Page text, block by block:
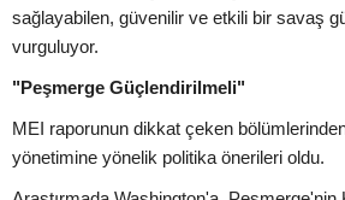
sağlayabilen, güvenilir ve etkili bir savaş
vurguluyor.
"Peşmerge Güçlendirilmeli"
MEI raporunun dikkat çeken
yönetimine yönelik politika önerileri oldu.